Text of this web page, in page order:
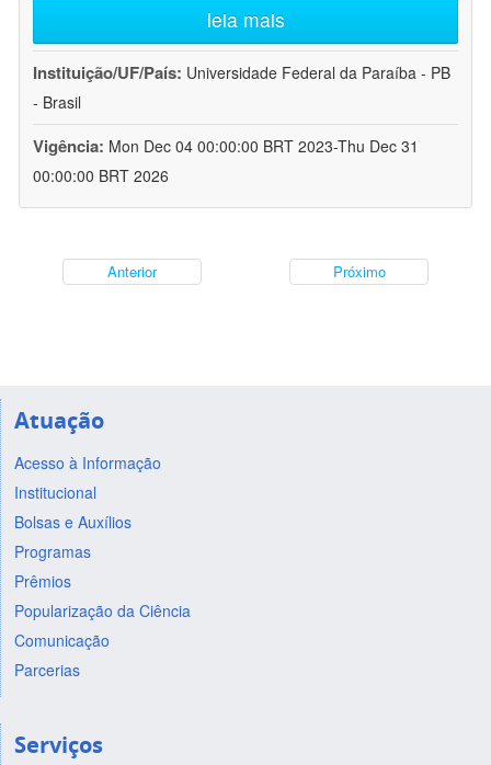
leia mais
Instituição/UF/País: Universidade Federal da Paraíba - PB
- Brasil
Vigência: Mon Dec 04 00:00:00 BRT 2023-Thu Dec 31
00:00:00 BRT 2026
Anterior Próximo
Atuação
Acesso à Informação
Institucional
Bolsas e Auxílios
Programas
Prêmios
Popularização da Ciência
Comunicação
Parcerias
Serviços